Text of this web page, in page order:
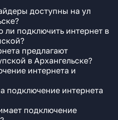
доступны на ул
подключить интернет в
предлагают
в Архангельске?
интернета и
подключение интернета
подключение